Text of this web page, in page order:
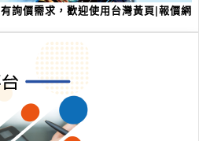
有詢價需求，歡迎使用台灣黃頁|報價網